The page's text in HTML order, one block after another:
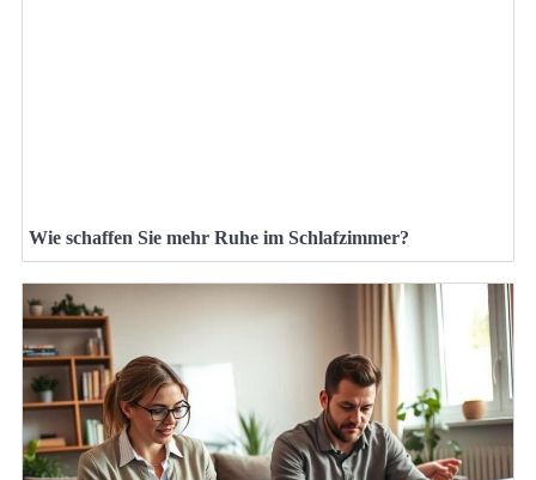
Wie schaffen Sie mehr Ruhe im Schlafzimmer?